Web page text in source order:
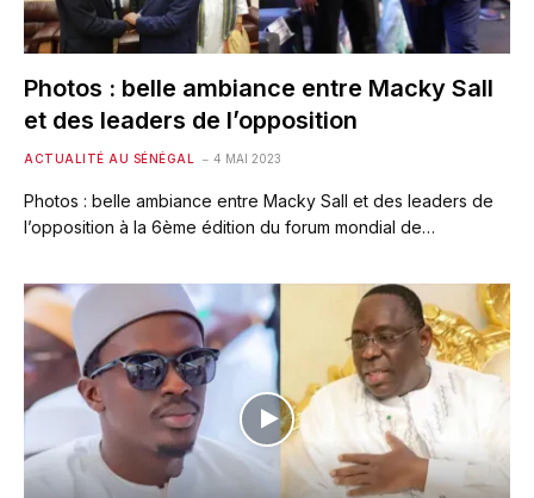
Photos : belle ambiance entre Macky Sall
et des leaders de l’opposition
ACTUALITÉ AU SÉNÉGAL 4 MAI 2023
Photos : belle ambiance entre Macky Sall et des leaders de
l’opposition à la 6ème édition du forum mondial de…